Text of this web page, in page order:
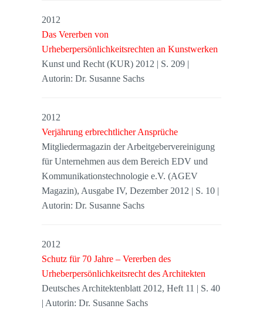
2012
Das Vererben von
Urheberpersönlichkeitsrechten an Kunstwerken
Kunst und Recht (KUR) 2012 | S. 209 |
Autorin: Dr. Susanne Sachs
2012
Verjährung erbrechtlicher Ansprüche
Mitgliedermagazin der Arbeitgebervereinigung
für Unternehmen aus dem Bereich EDV und
Kommunikationstechnologie e.V. (AGEV
Magazin), Ausgabe IV, Dezember 2012 | S. 10 |
Autorin: Dr. Susanne Sachs
2012
Schutz für 70 Jahre – Vererben des
Urheberpersönlichkeitsrecht des Architekten
Deutsches Architektenblatt 2012, Heft 11 | S. 40
| Autorin: Dr. Susanne Sachs